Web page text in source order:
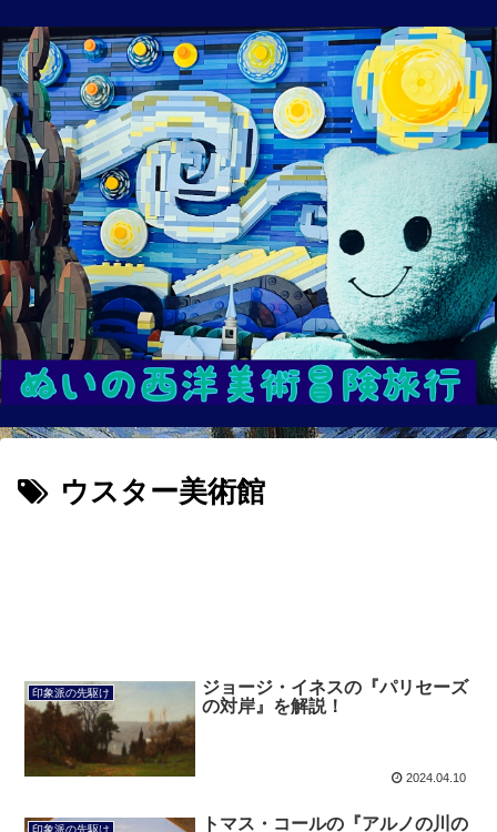
ウスター美術館
印象派の先駆け
ジョージ・イネスの『パリセーズ
の対岸』を解説！
2024.04.10
印象派の先駆け
トマス・コールの『アルノの川の